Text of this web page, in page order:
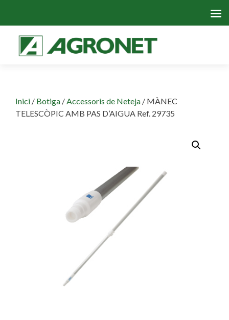
Inici / Botiga /Accessoris de Neteja / MÀNEC
TELESCÒPIC AMB PAS D’AIGUA Ref. 29735